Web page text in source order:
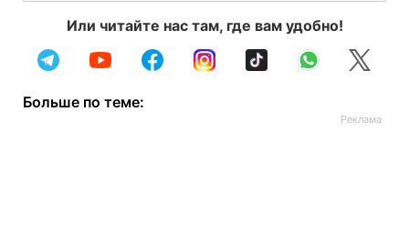
Или читайте нас там, где вам удобно!
Больше по теме: